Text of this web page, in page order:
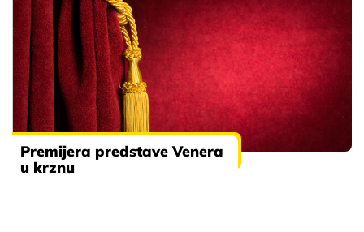
Premijera predstave Venera
u krznu